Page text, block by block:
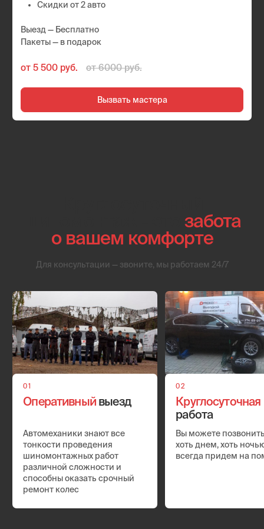
Новокузнецкая
02
Демонтажколес
Машина аккуратно приподнимается на домкратах.
После этого мастера снимают колесо и относят его к
себе в фургон-мастерскую
Ремонтпокрышки
Если в шине был обнаружен прокол, то его устраняют
с помощью грибка, латки или других средств. Если